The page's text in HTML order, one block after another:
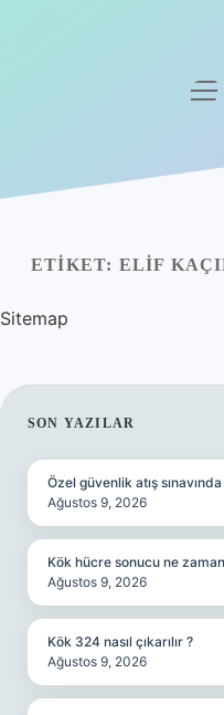
Yasal Uyarı
Hakkımızda
ETIKET: ELIF
Sitemap
SIDEBAR
SON YAZILAR
Özel güvenlik atış
Ağustos 9, 2026
Kök hücre sonucu ne
Ağustos 9, 2026
Kök 324 nasıl çıkarılır ?
Ağustos 9, 2026